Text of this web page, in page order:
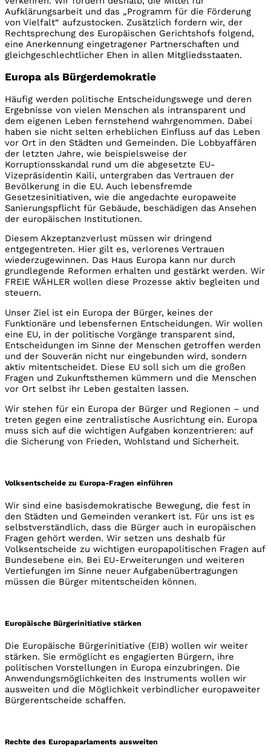
Aufklärungsarbeit und das „Programm für die Förderung
von Vielfalt“ aufzustocken. Zusätzlich fordern wir, der
Rechtsprechung des Europäischen Gerichtshofs folgend,
eine Anerkennung eingetragener Partnerschaften und
gleichgeschlechtlicher Ehen in allen Mitgliedsstaaten.
Europa als Bürgerdemokratie
Häufig werden politische Entscheidungswege und deren
Ergebnisse von vielen Menschen als intransparent und
dem eigenen Leben fernstehend wahrgenommen. Dabei
haben sie nicht selten erheblichen Einfluss auf das Leben
vor Ort in den Städten und Gemeinden. Die Lobbyaffären
der letzten Jahre, wie beispielsweise der
Korruptionsskandal rund um die abgesetzte EU-
Vizepräsidentin Kaili, untergraben das Vertrauen der
Bevölkerung in die EU. Auch lebensfremde
Gesetzesinitiativen, wie die angedachte europaweite
Sanierungspflicht für Gebäude, beschädigen das Ansehen
der europäischen Institutionen.
Diesem Akzeptanzverlust müssen wir dringend
entgegentreten. Hier gilt es, verlorenes Vertrauen
wiederzugewinnen. Das Haus Europa kann nur durch
grundlegende Reformen erhalten und gestärkt werden. Wir
FREIE WÄHLER wollen diese Prozesse aktiv begleiten und
steuern.
Unser Ziel ist ein Europa der Bürger, keines der
Funktionäre und lebensfernen Entscheidungen. Wir wollen
eine EU, in der politische Vorgänge transparent sind,
Entscheidungen im Sinne der Menschen getroffen werden
und der Souverän nicht nur eingebunden wird, sondern
aktiv mitentscheidet. Diese EU soll sich um die großen
Fragen und Zukunftsthemen kümmern und die Menschen
vor Ort selbst ihr Leben gestalten lassen.
Wir stehen für ein Europa der Bürger und Regionen – und
treten gegen eine zentralistische Ausrichtung ein. Europa
muss sich auf die wichtigen Aufgaben konzentrieren: auf
die Sicherung von Frieden, Wohlstand und Sicherheit.
Volksentscheide zu Europa-Fragen einführen
Wir sind eine basisdemokratische Bewegung, die fest in
den Städten und Gemeinden verankert ist. Für uns ist es
selbstverständlich, dass die Bürger auch in europäischen
Fragen gehört werden. Wir setzen uns deshalb für
Volksentscheide zu wichtigen europapolitischen Fragen auf
Bundesebene ein. Bei EU-Erweiterungen und weiteren
Vertiefungen im Sinne neuer Aufgabenübertragungen
müssen die Bürger mitentscheiden können.
Europäische Bürgerinitiative stärken
Die Europäische Bürgerinitiative (EIB) wollen wir weiter
stärken. Sie ermöglicht es engagierten Bürgern, ihre
politischen Vorstellungen in Europa einzubringen. Die
Anwendungsmöglichkeiten des Instruments wollen wir
ausweiten und die Möglichkeit verbindlicher europaweiter
Bürgerentscheide schaffen.
Rechte des Europaparlaments ausweiten